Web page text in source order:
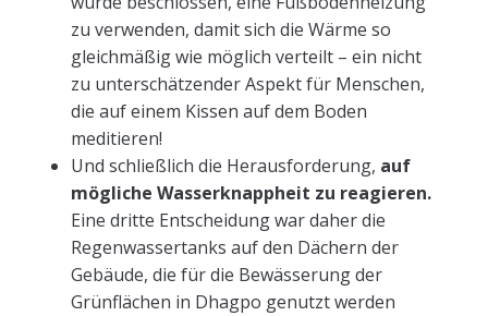
zu verwenden, damit sich die Wärme so
gleichmäßig wie möglich verteilt – ein nicht
zu unterschätzender Aspekt für Menschen,
die auf einem Kissen auf dem Boden
meditieren!
Und schließlich die Herausforderung, auf
mögliche Wasserknappheit zu reagieren.
Eine dritte Entscheidung war daher die
Regenwassertanks auf den Dächern der
Gebäude, die für die Bewässerung der
Grünflächen in Dhagpo genutzt werden